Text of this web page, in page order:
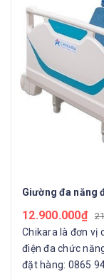
Giường đa năng
12.900.000₫
Chikara là đơn vị
điện đa chức
đặt hàng: 0865